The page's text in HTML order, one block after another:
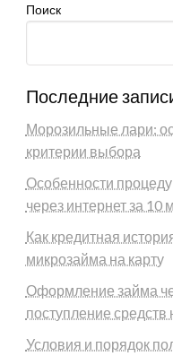
Поиск
Последние
Морозильные лари:
критерии выбора
Особенности
через интернет за 10
Как кредитная
микрозайма на карту
Оформление займа
поступление средств
Условия и порядок